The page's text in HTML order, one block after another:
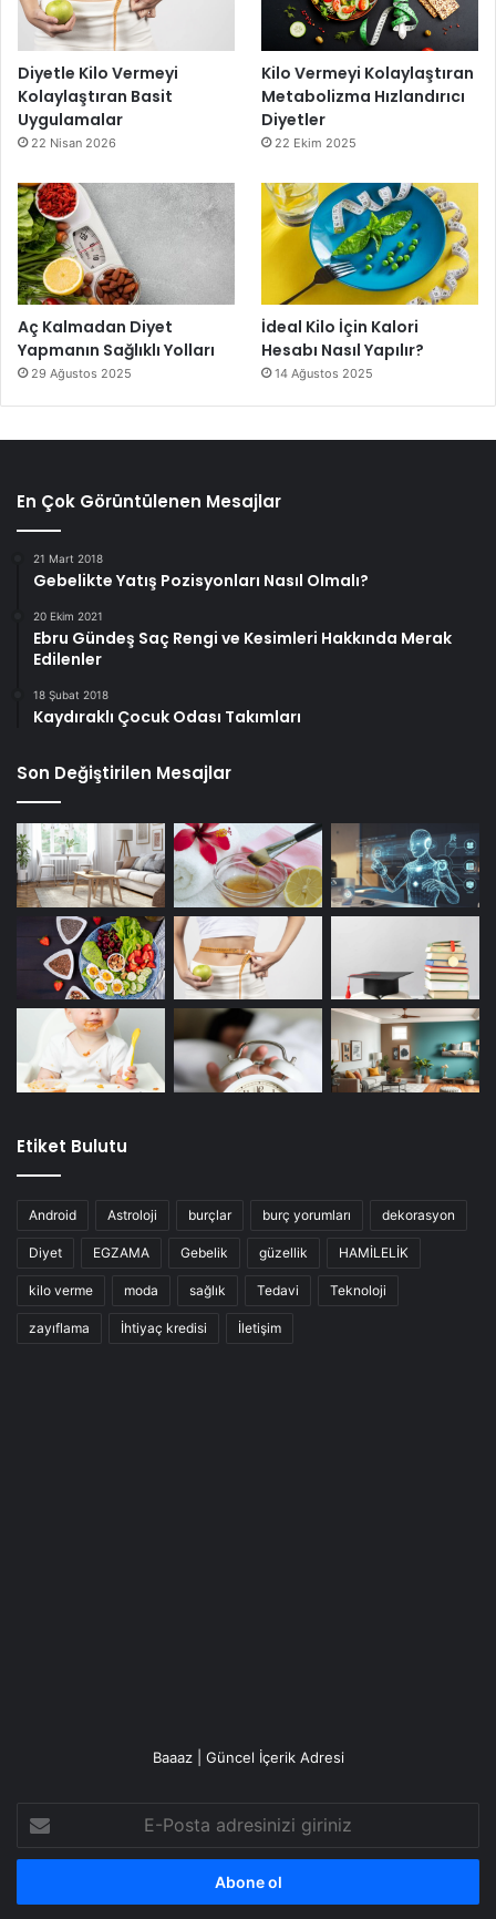
Diyetle Kilo Vermeyi
Kolaylaştıran Basit
Uygulamalar
22 Nisan 2026
Kilo Vermeyi Kolaylaştıran
Metabolizma Hızlandırıcı
Diyetler
22 Ekim 2025
Aç Kalmadan Diyet
Yapmanın Sağlıklı Yolları
29 Ağustos 2025
İdeal Kilo İçin Kalori
Hesabı Nasıl Yapılır?
14 Ağustos 2025
En Çok Görüntülenen Mesajlar
21 Mart 2018
Gebelikte Yatış Pozisyonları Nasıl Olmalı?
20 Ekim 2021
Ebru Gündeş Saç Rengi ve Kesimleri Hakkında Merak
Edilenler
18 Şubat 2018
Kaydıraklı Çocuk Odası Takımları
Son Değiştirilen Mesajlar
Etiket Bulutu
Android Astroloji burçlar burç yorumları dekorasyon
Diyet EGZAMA Gebelik güzellik HAMİLELİK
kilo verme moda sağlık Tedavi Teknoloji
zayıflama İhtiyaç kredisi İletişim
Baaaz | Güncel İçerik Adresi
Posta
adresinizi